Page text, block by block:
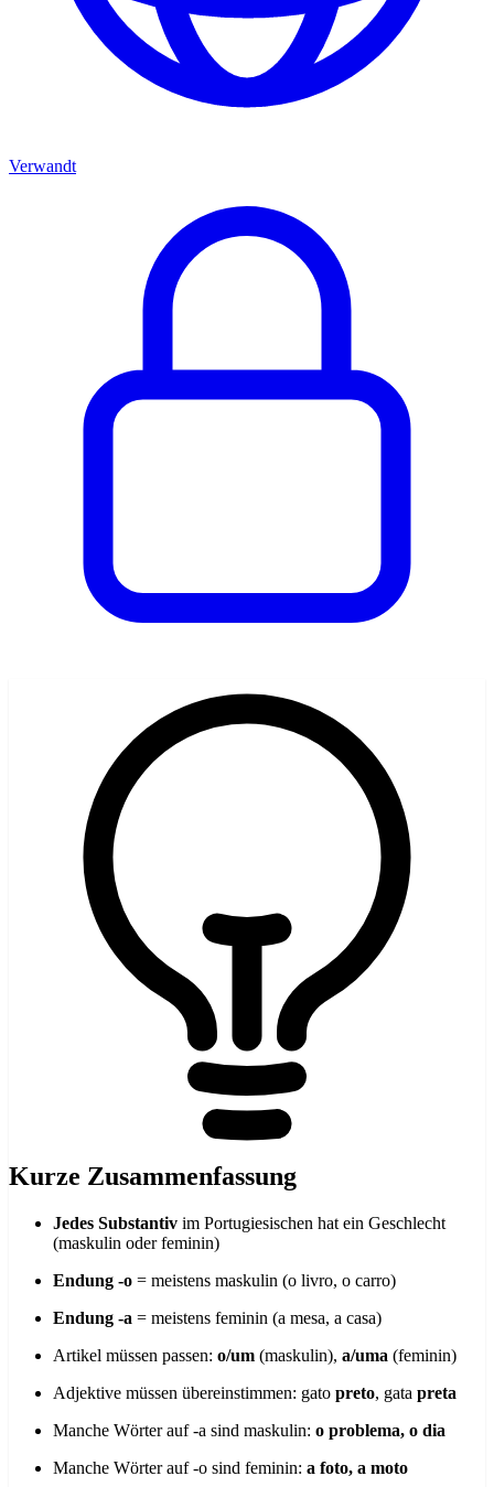
Verwandt
Kurze Zusammenfassung
Jedes Substantiv im Portugiesischen hat ein Geschlecht
(maskulin oder feminin)
Endung -o = meistens maskulin (o livro, o carro)
Endung -a = meistens feminin (a mesa, a casa)
Artikel müssen passen: o/um (maskulin), a/uma (feminin)
Adjektive müssen übereinstimmen: gato preto, gata preta
Manche Wörter auf -a sind maskulin: o problema, o dia
Manche Wörter auf -o sind feminin: a foto, a moto